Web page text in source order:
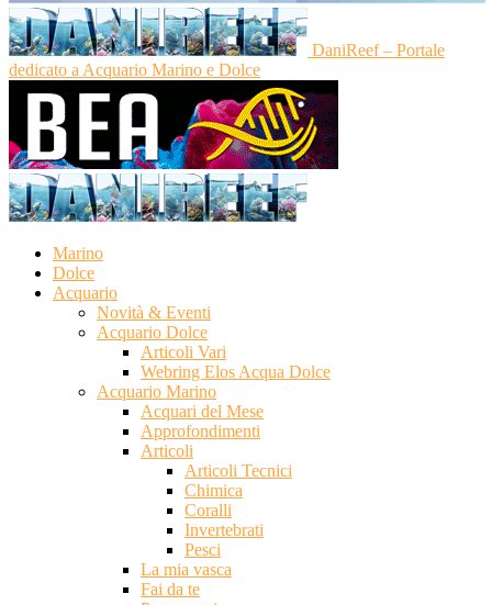
DaniReef – Portale
dedicato a Acquario Marino e Dolce
Marino
Dolce
Acquario
Novità & Eventi
Acquario Dolce
Articoli Vari
Webring Elos Acqua Dolce
Acquario Marino
Acquari del Mese
Approfondimenti
Articoli
Articoli Tecnici
Chimica
Coralli
Invertebrati
Pesci
La mia vasca
Fai da te